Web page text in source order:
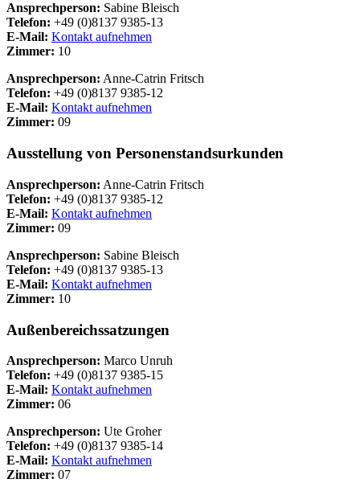
Ansprechperson: Sabine Bleisch
Telefon: +49 (0)8137 9385-13
E-Mail: Kontakt aufnehmen
Zimmer: 10
Ansprechperson: Anne-Catrin Fritsch
Telefon: +49 (0)8137 9385-12
E-Mail: Kontakt aufnehmen
Zimmer: 09
Ausstellung von Personenstandsurkunden
Ansprechperson: Anne-Catrin Fritsch
Telefon: +49 (0)8137 9385-12
E-Mail: Kontakt aufnehmen
Zimmer: 09
Ansprechperson: Sabine Bleisch
Telefon: +49 (0)8137 9385-13
E-Mail: Kontakt aufnehmen
Zimmer: 10
Außenbereichssatzungen
Ansprechperson: Marco Unruh
Telefon: +49 (0)8137 9385-15
E-Mail: Kontakt aufnehmen
Zimmer: 06
Ansprechperson: Ute Groher
Telefon: +49 (0)8137 9385-14
E-Mail: Kontakt aufnehmen
Zimmer: 07